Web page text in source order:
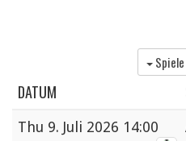
DATUM
Thu 9. Juli 2026 14:00